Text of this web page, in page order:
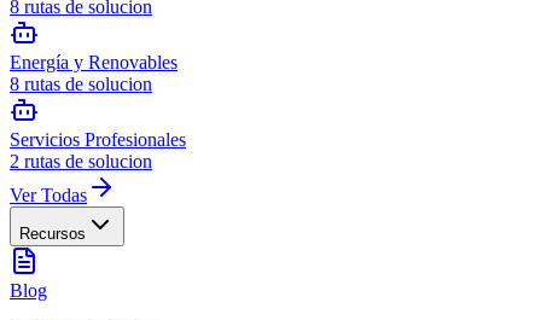
8 rutas de solucion
Energía y Renovables
8 rutas de solucion
Servicios Profesionales
2 rutas de solucion
Ver Todas
Recursos
Blog